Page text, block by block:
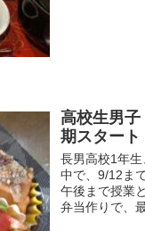
高校生男
期スタート
長男高校1年
中で、9/12ま
午後まで授業
弁当作りで、